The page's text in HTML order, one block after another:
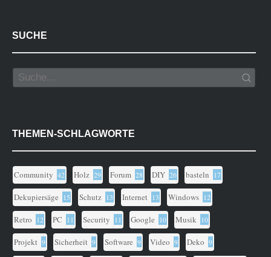
SUCHE
THEMEN-SCHLAGWORTE
Community 42 Holz 29 Forum 28 DIY 26 basteln 17
Dekupiersäge 15 Schutz 13 Internet 13 Windows 12
Retro 12 PC 11 Security 11 Google 10 Musik 10
Projekt 9 Sicherheit 9 Software 9 Video 9 Deko 9